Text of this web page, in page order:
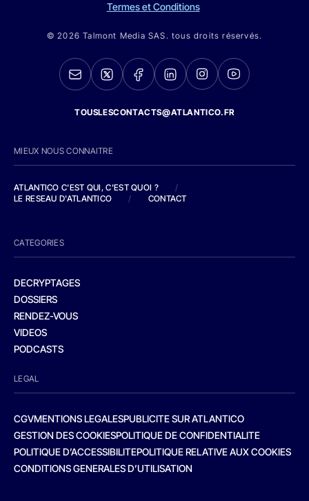
Termes et Conditions
© 2026 Talmont Media SAS. tous droits réservés.
TOUSLESCONTACTS@ATLANTICO.FR
MIEUX NOUS CONNAITRE
ATLANTICO C'EST QUI, C'EST QUOI ?
/
LE RESEAU D'ATLANTICO
/ CONTACT
CATEGORIES
DECRYPTAGES
DOSSIERS
RENDEZ-VOUS
VIDEOS
PODCASTS
LEGAL
CGVMENTIONS LEGALESPUBLICITE SUR ATLANTICO
GESTION DES COOKIESPOLITIQUE DE CONFIDENTIALITE
POLITIQUE D’ACCESSIBILITEPOLITIQUE RELATIVE AUX COOKIES
CONDITIONS GENERALES D’UTILISATION